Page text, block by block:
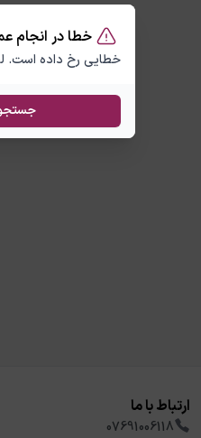
خطا در انجام
خطایی رخ داده است.
ارتباط با ما
07691006118